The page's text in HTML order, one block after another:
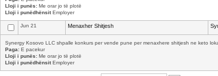
Lloji i punës: Me orar jo të plotë
Lloji i punëdhënsitEmployer
Jun 21 Menaxher Shitjesh
Synergy Kosovo LLC shpalle konkurs per vende pune per menaxhere shitjesh ne keto
Paga: E pacekur
Lloji i punës: Me orar jo të plotë
Lloji i punëdhënsitEmployer